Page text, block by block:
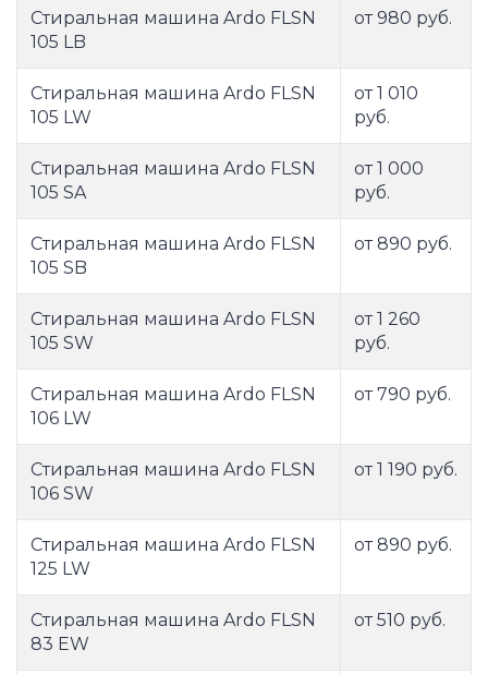
Стиральная машина Ardo FLSN
105 LB
от 980 руб.
Стиральная машина Ardo FLSN
105 LW
от 1 010
руб.
Стиральная машина Ardo FLSN
105 SA
от 1 000
руб.
Стиральная машина Ardo FLSN
105 SB
от 890 руб.
Стиральная машина Ardo FLSN
105 SW
от 1 260
руб.
Стиральная машина Ardo FLSN
106 LW
от 790 руб.
Стиральная машина Ardo FLSN
106 SW
от 1 190 руб.
Стиральная машина Ardo FLSN
125 LW
от 890 руб.
Стиральная машина Ardo FLSN
83 EW
от 510 руб.